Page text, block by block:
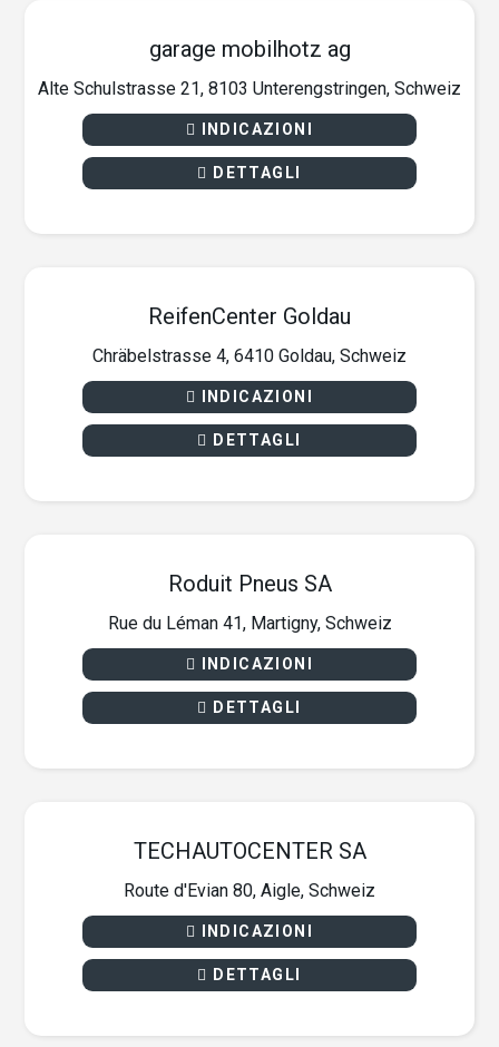
garage mobilhotz ag
Alte Schulstrasse 21, 8103 Unterengstringen, Schweiz
INDICAZIONI
DETTAGLI
ReifenCenter Goldau
Chräbelstrasse 4, 6410 Goldau, Schweiz
INDICAZIONI
DETTAGLI
Roduit Pneus SA
Rue du Léman 41, Martigny, Schweiz
INDICAZIONI
DETTAGLI
TECHAUTOCENTER SA
Route d'Evian 80, Aigle, Schweiz
INDICAZIONI
DETTAGLI